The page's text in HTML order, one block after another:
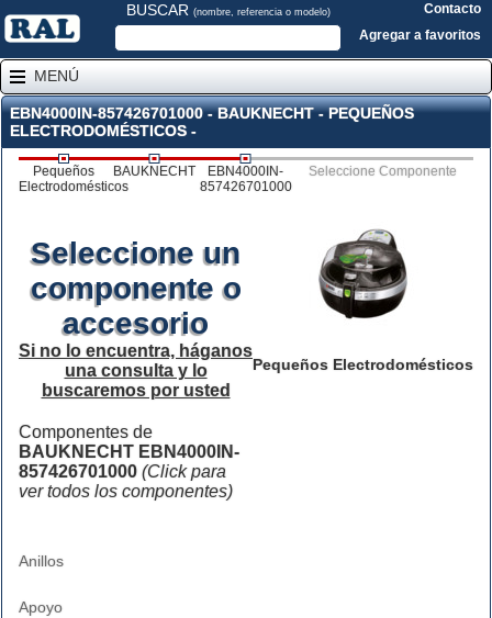
BUSCAR (nombre, referencia o modelo)
Contacto
Agregar a favoritos
MENÚ
EBN4000IN-857426701000 - BAUKNECHT - PEQUEÑOS
ELECTRODOMÉSTICOS -
Pequeños
Electrodomésticos
BAUKNECHT
EBN4000IN-
857426701000
Seleccione Componente
Pequeños Electrodomésticos
Seleccione un
componente o
accesorio
Si no lo encuentra, háganos
una consulta y lo
buscaremos por usted
Componentes de
BAUKNECHT EBN4000IN-
857426701000 (Click para
ver todos los componentes)
Anillos
Apoyo